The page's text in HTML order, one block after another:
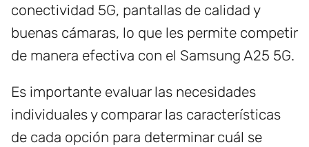
conectividad 5G, pantallas de calidad y
buenas cámaras, lo que les permite competir
de manera efectiva con el Samsung A25 5G.
Es importante evaluar las necesidades
individuales y comparar las características
de cada opción para determinar cuál se